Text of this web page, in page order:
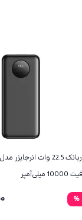
میلی‌آمپر
%